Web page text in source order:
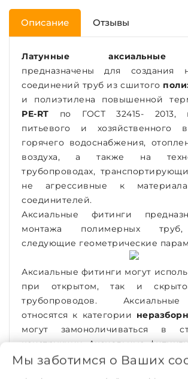
Описание Отзывы
Латунные аксиальные
предназначены для создания
соединений труб из сшитого
и полиэтилена повышенной
PE-RT по ГОСТ 32415- 2013,
питьевого и хозяйственного
горячего водоснабжения,
воздуха, а также на
трубопроводах,
не агрессивные к
соединителей.
Аксиальные фитинги
монтажа полимерных
следующие геометрические
Аксиальные фитинги могут
при открытом, так и
трубопроводов.
относятся к категории
могут замоноличиваться в
конструкции. Аксиальные
диаметр присоединяемых
счет расширения трубных
Мы заботимся о Ваших